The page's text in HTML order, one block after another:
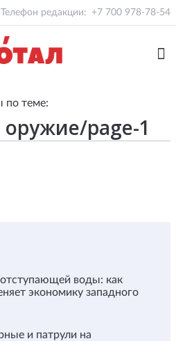
Телефон редакции: +7 700 978-78-54
по теме:
воды: как
экономику западного
и патрули на